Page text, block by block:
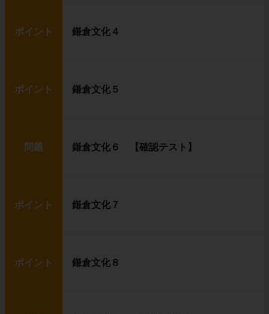
ポイント 鎌倉文化４
ポイント 鎌倉文化５
問題 鎌倉文化６ 【確認テスト】
ポイント 鎌倉文化７
ポイント 鎌倉文化８